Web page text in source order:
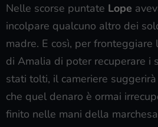
Nelle scorse puntate Lope
incolpare qualcuno altro dei
madre. E così, per fronteggiare
di Amalia di poter recuperare i
stati tolti, il cameriere
che quel denaro è ormai
finito nelle mani della